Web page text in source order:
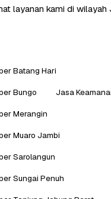
layanan kami di wilayah
Batang Hari
Bungo
Jasa
Merangin
Muaro Jambi
Sarolangun
Sungai Penuh